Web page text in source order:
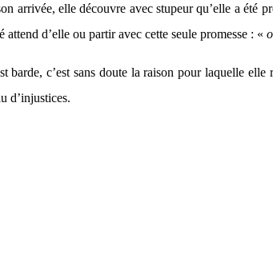
arrivée, elle découvre avec stupeur qu’elle a
d’elle ou partir avec cette seule promesse : «
c’est sans doute la raison pour laquelle
d’injustices.